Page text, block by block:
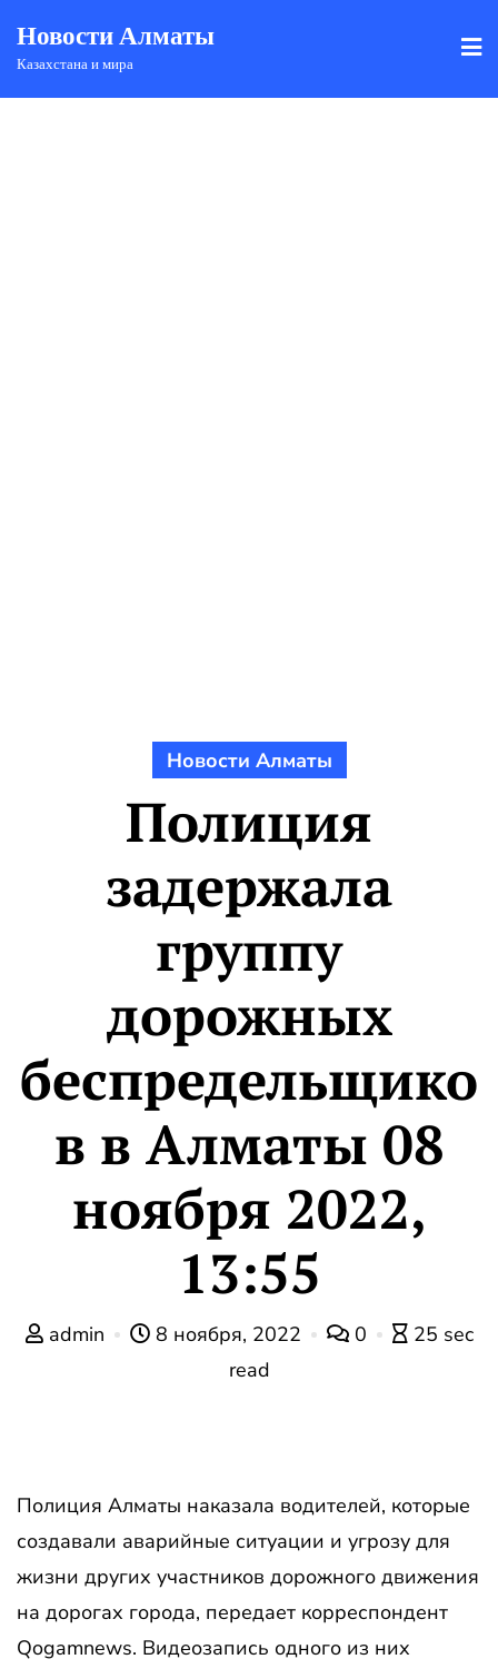
Новости Алматы
Казахстана и мира
Новости Алматы
Полиция
задержала
группу
дорожных
беспредельщико
в в Алматы 08
ноября 2022,
13:55
admin 8 ноября, 2022 0
25 sec
read
Полиция Алматы наказала водителей, которые
создавали аварийные ситуации и угрозу для
жизни других участников дорожного движения
на дорогах города, передает корреспондент
Qogamnews. Видеозапись одного из них